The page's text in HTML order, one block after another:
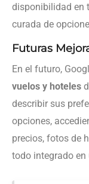
disponibilidad en
curada de
Futuras
En el futuro,
vuelos y hoteles
describir sus
opciones,
precios, fotos de
todo integrado